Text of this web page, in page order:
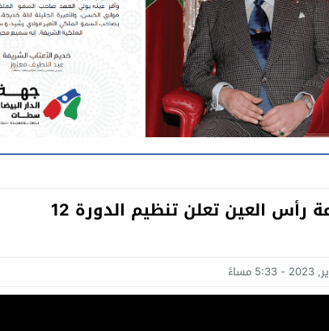
بعد المناقشة واستطلاع الرأي جماعة رأس العين تعلن تنظيم الدورة 12